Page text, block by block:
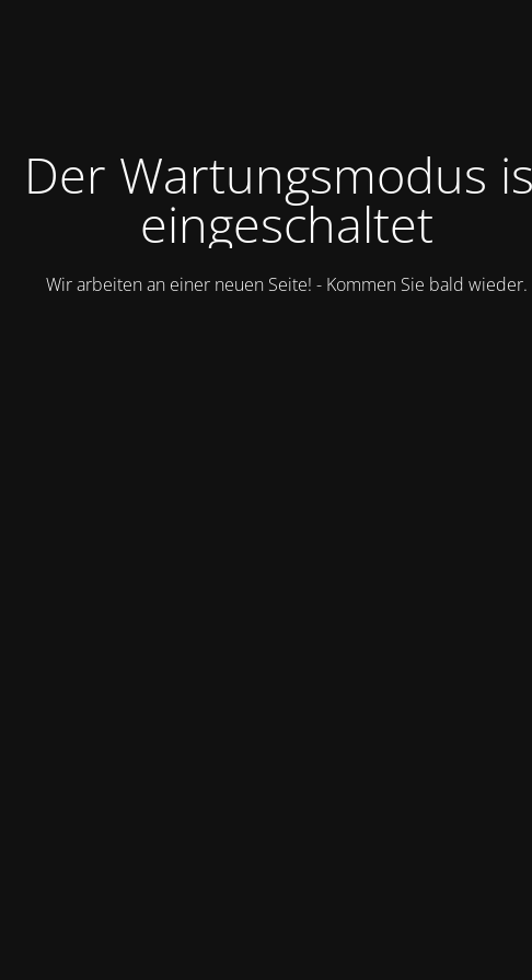
Der Wartungsmodus
eingeschaltet
Wir arbeiten an einer neuen Seite! - Kommen Sie bald wieder.